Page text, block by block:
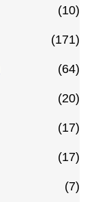
n
ü
n
r
ü
n
ü
r
ü
n
ü
r
ü
n
101
0
ü
r
ü
n
1711
7
1
ü
r
ü
646
4
ü
r
ü
202
0
ü
r
171
7
ü
171
7
77